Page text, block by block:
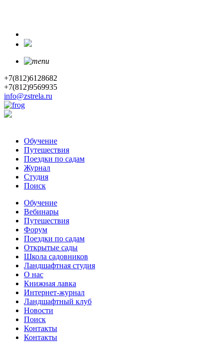
+7(812)6128682
+7(812)9569935
info@zstrela.ru
Обучение
Путешествия
Поездки по садам
Журнал
Студия
Поиск
Обучение
Вебинары
Путешествия
Форум
Поездки по садам
Открытые сады
Школа садовников
Ландшафтная студия
О нас
Книжная лавка
Интернет-журнал
Ландшафтный клуб
Новости
Поиск
Контакты
Контакты